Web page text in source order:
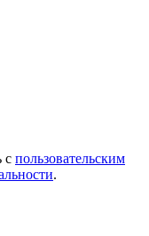
с пользовательским
.